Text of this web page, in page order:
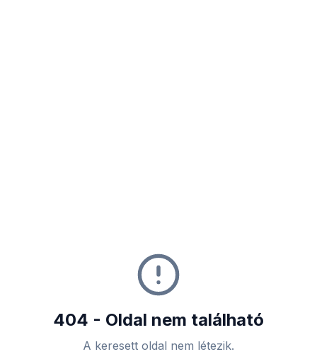
404 - Oldal nem található
A keresett oldal nem létezik.